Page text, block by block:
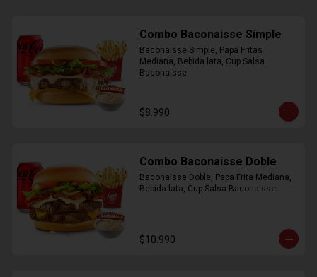
Combo Baconaisse Simple
Baconaisse Simple, Papa Fritas
Mediana, Bebida lata, Cup Salsa
Baconaisse
$8.990
Combo Baconaisse Doble
Baconaisse Doble, Papa Frita Mediana,
Bebida lata, Cup Salsa Baconaisse
$10.990